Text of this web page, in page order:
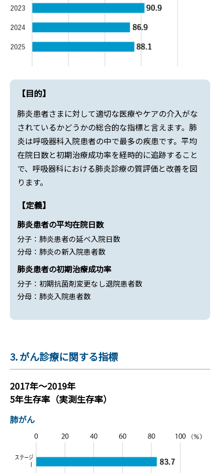
【目的】
肺炎患者さまに対して適切な医療やケアの介入がな
されているかどうかの総合的な指標と言えます。肺
炎は呼吸器科入院患者の中で最多の疾患です。平均
在院日数と初期治療成功率を経時的に追跡すること
で、呼吸器科における肺炎診療の質評価と改善を図
ります。
【定義】
肺炎患者の平均在院日数
分子：肺炎患者の延べ入院日数
分母：肺炎の新入院患者数
肺炎患者の初期治療成功率
分子：初期抗菌剤変更なし退院患者数
分母：肺炎入院患者数
3. がん診療に関する指標
2017年～2019年
5年生存率（実測生存率）
肺がん